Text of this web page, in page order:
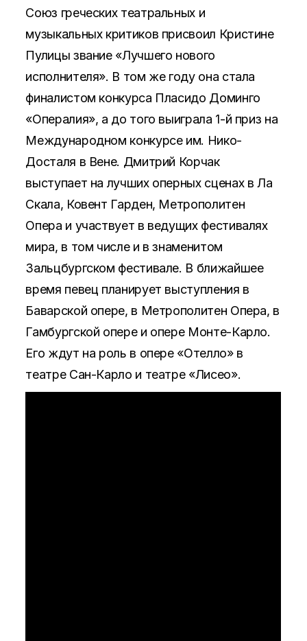
Союз греческих театральных и
музыкальных критиков присвоил Кристине
Пулицы звание «Лучшего нового
исполнителя». В том же году она стала
финалистом конкурса Пласидо Доминго
«Опералия», а до того выиграла 1-й приз на
Международном конкурсе им. Нико-
Досталя в Вене. Дмитрий Корчак
выступает на лучших оперных сценах в Ла
Скала, Ковент Гарден, Метрополитен
Опера и участвует в ведущих фестивалях
мира, в том числе и в знаменитом
Зальцбургском фестивале. В ближайшее
время певец планирует выступления в
Баварской опере, в Метрополитен Опера, в
Гамбургской опере и опере Монте-Карло.
Его ждут на роль в опере «Отелло» в
театре Сан-Карло и театре «Лисео».